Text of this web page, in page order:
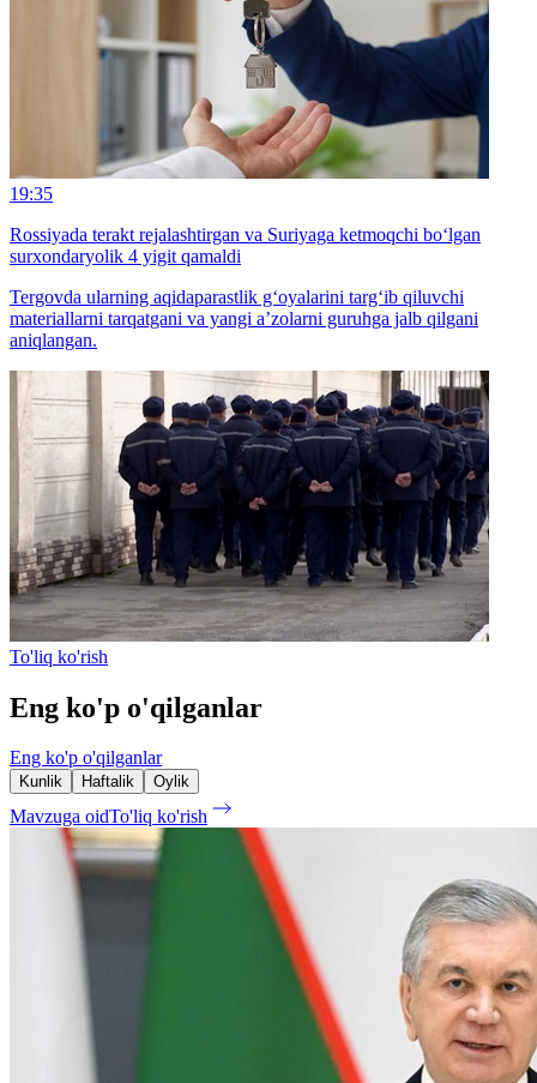
19:35
Rossiyada terakt rejalashtirgan va Suriyaga ketmoqchi bo‘lgan
surxondaryolik 4 yigit qamaldi
Tergovda ularning aqidaparastlik g‘oyalarini targ‘ib qiluvchi
materiallarni tarqatgani va yangi a’zolarni guruhga jalb qilgani
aniqlangan.
To'liq ko'rish
Eng ko'p o'qilganlar
Eng ko'p o'qilganlar
Kunlik Haftalik Oylik
Mavzuga oidTo'liq ko'rish